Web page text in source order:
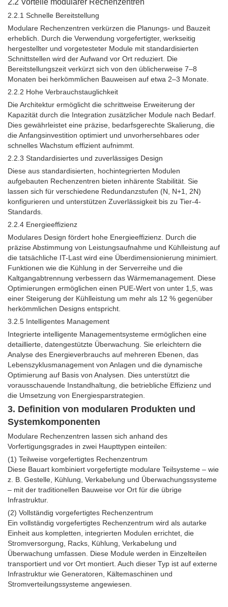
2.2.1 Schnelle Bereitstellung
Modulare Rechenzentren verkürzen die Planungs- und Bauzeit
erheblich. Durch die Verwendung vorgefertigter, werkseitig
hergestellter und vorgetesteter Module mit standardisierten
Schnittstellen wird der Aufwand vor Ort reduziert. Die
Bereitstellungszeit verkürzt sich von den üblicherweise 7–8
Monaten bei herkömmlichen Bauweisen auf etwa 2–3 Monate.
2.2.2 Hohe Verbrauchstauglichkeit
Die Architektur ermöglicht die schrittweise Erweiterung der
Kapazität durch die Integration zusätzlicher Module nach Bedarf.
Dies gewährleistet eine präzise, ​​bedarfsgerechte Skalierung, die
die Anfangsinvestition optimiert und unvorhersehbares oder
schnelles Wachstum effizient aufnimmt.
2.2.3 Standardisiertes und zuverlässiges Design
Diese aus standardisierten, hochintegrierten Modulen
aufgebauten Rechenzentren bieten inhärente Stabilität. Sie
lassen sich für verschiedene Redundanzstufen (N, N+1, 2N)
konfigurieren und unterstützen Zuverlässigkeit bis zu Tier-4-
Standards.
2.2.4 Energieeffizienz
Modulares Design fördert hohe Energieeffizienz. Durch die
präzise Abstimmung von Leistungsaufnahme und Kühlleistung auf
die tatsächliche IT-Last wird eine Überdimensionierung minimiert.
Funktionen wie die Kühlung in der Serverreihe und die
Kaltgangabtrennung verbessern das Wärmemanagement. Diese
Optimierungen ermöglichen einen PUE-Wert von unter 1,5, was
einer Steigerung der Kühlleistung um mehr als 12 % gegenüber
herkömmlichen Designs entspricht.
3.2.5 Intelligentes Management
Integrierte intelligente Managementsysteme ermöglichen eine
detaillierte, datengestützte Überwachung. Sie erleichtern die
Analyse des Energieverbrauchs auf mehreren Ebenen, das
Lebenszyklusmanagement von Anlagen und die dynamische
Optimierung auf Basis von Analysen. Dies unterstützt die
vorausschauende Instandhaltung, die betriebliche Effizienz und
die Umsetzung von Energiesparstrategien.
3. Definition von modularen Produkten und
Systemkomponenten
Modulare Rechenzentren lassen sich anhand des
Vorfertigungsgrades in zwei Haupttypen einteilen:
(1) Teilweise vorgefertigtes Rechenzentrum
Diese Bauart kombiniert vorgefertigte modulare Teilsysteme – wie
z. B. Gestelle, Kühlung, Verkabelung und Überwachungssysteme
– mit der traditionellen Bauweise vor Ort für die übrige
Infrastruktur.
(2) Vollständig vorgefertigtes Rechenzentrum
Ein vollständig vorgefertigtes Rechenzentrum wird als autarke
Einheit aus kompletten, integrierten Modulen errichtet, die
Stromversorgung, Racks, Kühlung, Verkabelung und
Überwachung umfassen. Diese Module werden in Einzelteilen
transportiert und vor Ort montiert. Auch dieser Typ ist auf externe
Infrastruktur wie Generatoren, Kältemaschinen und
Stromverteilungssysteme angewiesen.